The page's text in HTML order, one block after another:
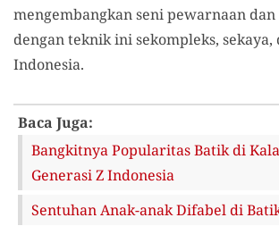
mengembangkan seni pewarnaan
dengan teknik ini sekompleks, sekaya,
Indonesia.
Baca Juga:
Bangkitnya Popularitas Batik di
Generasi Z Indonesia
Sentuhan Anak-anak Difabel di